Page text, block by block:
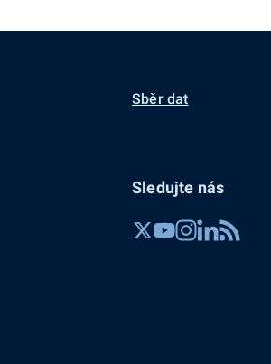
Sběr dat
Sledujte nás